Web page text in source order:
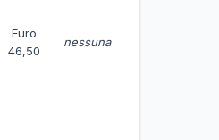
Euro
46,50
nessuna